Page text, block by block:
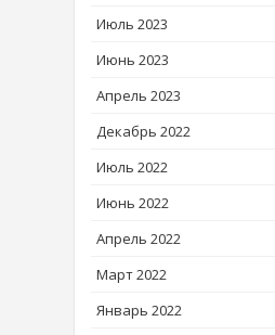
Июль 2023
Июнь 2023
Апрель 2023
Декабрь 2022
Июль 2022
Июнь 2022
Апрель 2022
Март 2022
Январь 2022